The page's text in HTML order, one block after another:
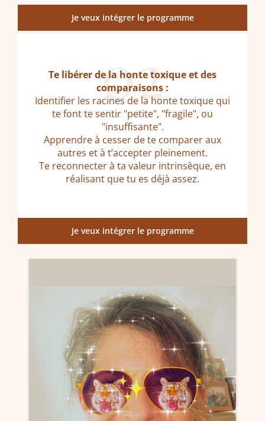
Je veux intégrer le programme
02
Te libérer de la honte toxique et des
comparaisons :
Identifier les racines de la honte toxique qui
te font te sentir "petite", "fragile", ou
"insuffisante".
Apprendre à cesser de te comparer aux
autres et à t’accepter pleinement.
Te reconnecter à ta valeur intrinsèque, en
réalisant que tu es déjà assez.
Je veux intégrer le programme